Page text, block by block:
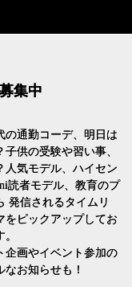
集中
の通勤コーデ、明日は
子供の受験や習い事、
人気モデル、ハイセン
読者モデル、教育のプ
発信されるタイムリ
をピックアップしてお
企画やイベント参加の
なお知らせも！